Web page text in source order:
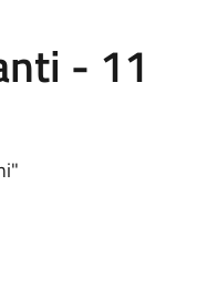
- 11